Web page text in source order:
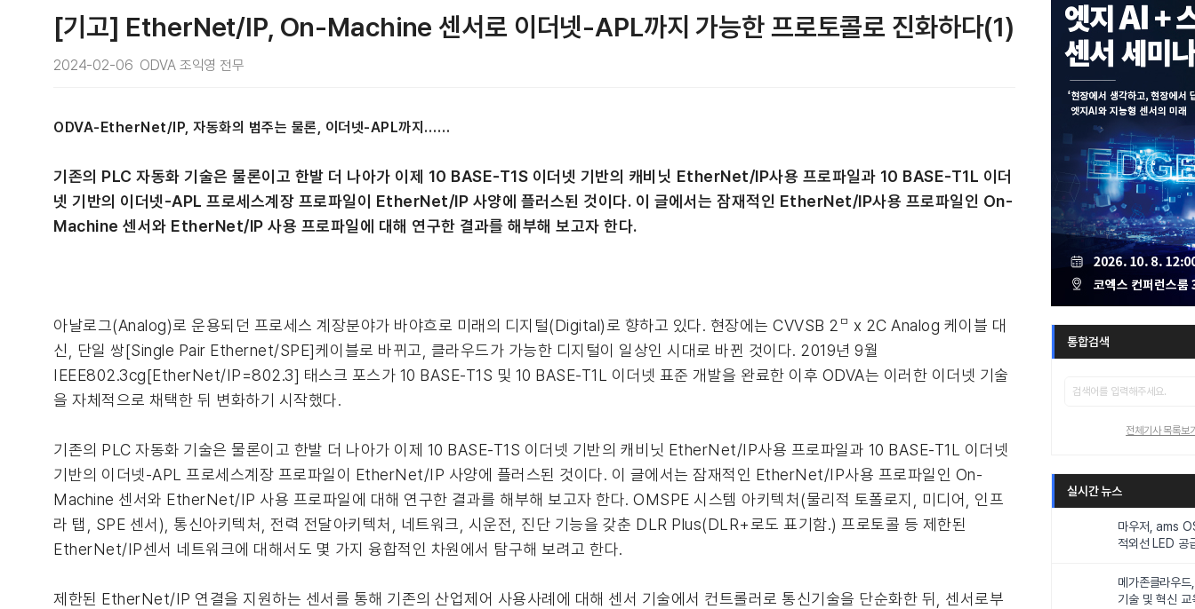
[기고] EtherNet/IP, On-Machine 센서로 이더넷-APL까지 가능한 프로토콜로 진화하다(1)
2024-02-06 ODVA 조익영 전무
ODVA-EtherNet/IP, 자동화의 범주는 물론, 이더넷-APL까지……
기존의 PLC 자동화 기술은 물론이고 한발 더 나아가 이제 10 BASE-T1S 이더넷 기반의 캐비닛 EtherNet/IP사용 프로파일과 10 BASE-T1L 이더
넷 기반의 이더넷-APL 프로세스계장 프로파일이 EtherNet/IP 사양에 플러스된 것이다. 이 글에서는 잠재적인 EtherNet/IP사용 프로파일인 On-
Machine 센서와 EtherNet/IP 사용 프로파일에 대해 연구한 결과를 해부해 보고자 한다.
아날로그(Analog)로 운용되던 프로세스 계장분야가 바야흐로 미래의 디지털(Digital)로 향하고 있다. 현장에는 CVVSB 2 ㅁ x 2C Analog 케이블 대
신, 단일 쌍[Single Pair Ethernet/SPE]케이블로 바뀌고, 클라우드가 가능한 디지털이 일상인 시대로 바뀐 것이다. 2019년 9월
IEEE802.3cg[EtherNet/IP=802.3] 태스크 포스가 10 BASE-T1S 및 10 BASE-T1L 이더넷 표준 개발을 완료한 이후 ODVA는 이러한 이더넷 기술
을 자체적으로 채택한 뒤 변화하기 시작했다.
기존의 PLC 자동화 기술은 물론이고 한발 더 나아가 이제 10 BASE-T1S 이더넷 기반의 캐비닛 EtherNet/IP사용 프로파일과 10 BASE-T1L 이더넷
기반의 이더넷-APL 프로세스계장 프로파일이 EtherNet/IP 사양에 플러스된 것이다. 이 글에서는 잠재적인 EtherNet/IP사용 프로파일인 On-
Machine 센서와 EtherNet/IP 사용 프로파일에 대해 연구한 결과를 해부해 보고자 한다. OMSPE 시스템 아키텍처(물리적 토폴로지, 미디어, 인프
라 탭, SPE 센서), 통신아키텍처, 전력 전달아키텍처, 네트워크, 시운전, 진단 기능을 갖춘 DLR Plus(DLR+로도 표기함.) 프로토콜 등 제한된
EtherNet/IP센서 네트워크에 대해서도 몇 가지 융합적인 차원에서 탐구해 보려고 한다.
제한된 EtherNet/IP 연결을 지원하는 센서를 통해 기존의 산업제어 사용사례에 대해 센서 기술에서 컨트롤러로 통신기술을 단순화한 뒤, 센서로부
통합검색
전체기사 목록보
실시간 뉴스
마우저, ams
적외선 LED 공
메가존클라우드
기술 및 혁신